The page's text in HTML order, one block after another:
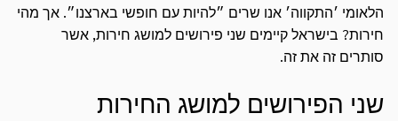
הלאומי ׳התקווה׳ אנו שרים ״להיות עם חופשי בארצנו״. אך מהי
חירות? בישראל קיימים שני פירושים למושג חירות, אשר
סותרים זה את זה.
שני הפירושים למושג החירות